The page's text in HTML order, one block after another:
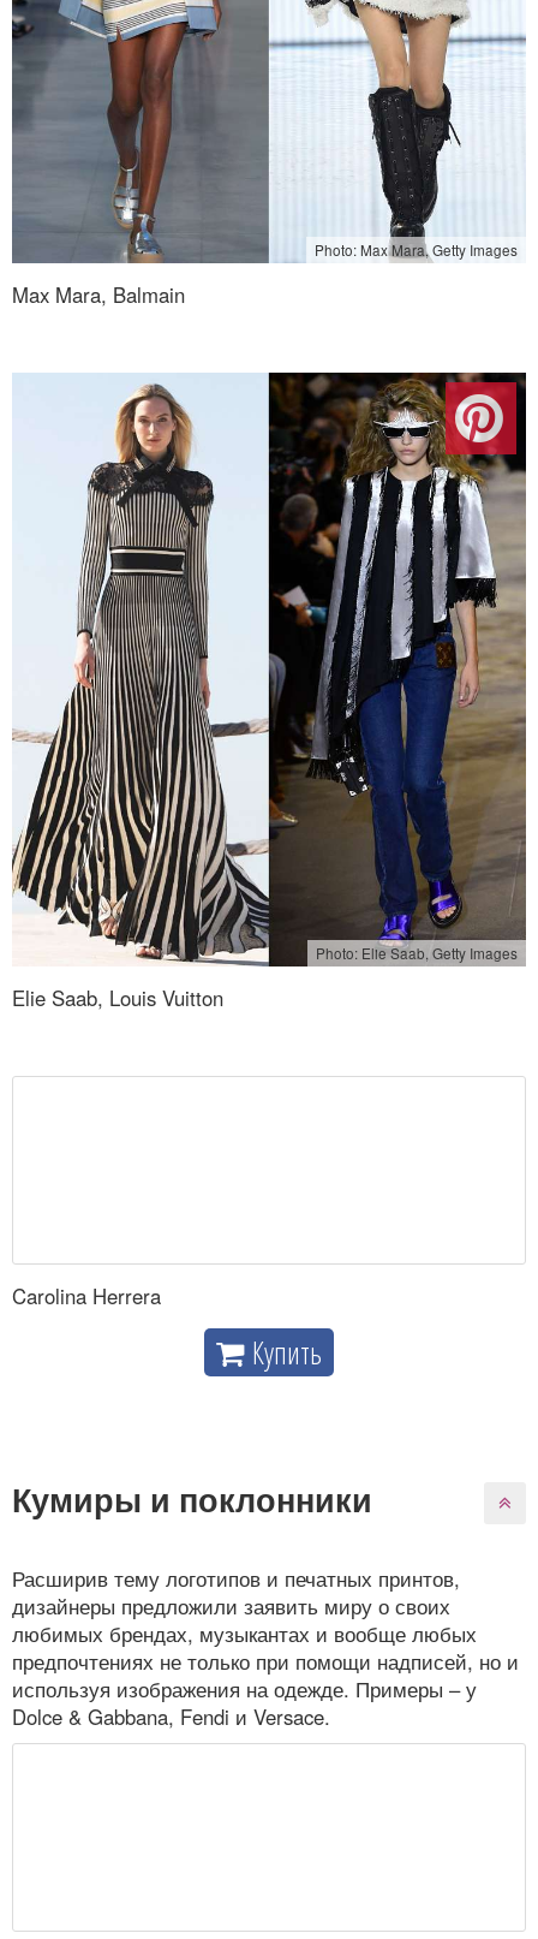
Photo: Max Mara, Getty Images
Max Mara, Balmain
Photo: Elie Saab, Getty Images
Elie Saab, Louis Vuitton
Carolina Herrera
Купить
Кумиры и поклонники
Расширив тему логотипов и печатных принтов,
дизайнеры предложили заявить миру о своих
любимых брендах, музыкантах и вообще любых
предпочтениях не только при помощи надписей, но и
используя изображения на одежде. Примеры – у
Dolce & Gabbana, Fendi и Versace.